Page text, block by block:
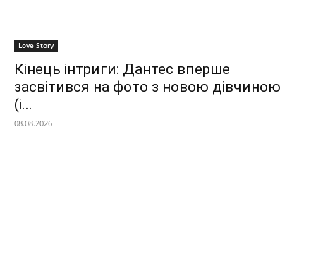
Love Story
Кінець інтриги: Дантес вперше
засвітився на фото з новою дівчиною
(і...
08.08.2026